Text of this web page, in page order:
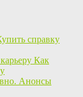
справку
Как
Анонсы